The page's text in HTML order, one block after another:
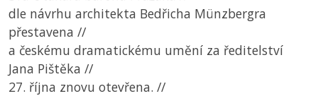
dle návrhu architekta Bedřicha Münzbergra
přestavena //
a českému dramatickému umění za ředitelství
Jana Pištěka //
27. října znovu otevřena. //